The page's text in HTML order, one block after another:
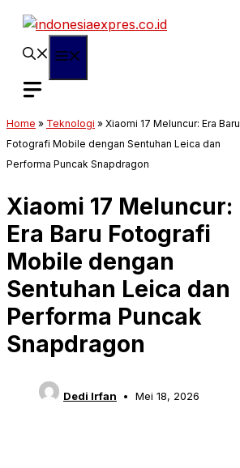
Langsung
Home » Teknologi » Xiaomi 17 Meluncur: Era Baru
Fotografi Mobile dengan Sentuhan Leica dan
Performa Puncak Snapdragon
Xiaomi 17 Meluncur:
Era Baru Fotografi
Mobile dengan
Sentuhan Leica dan
Performa Puncak
Snapdragon
Dedi Irfan Mei 18, 2026